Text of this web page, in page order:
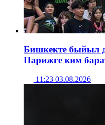
Бишкекте быйыл
Парижге ким
11:23 03.08.2026